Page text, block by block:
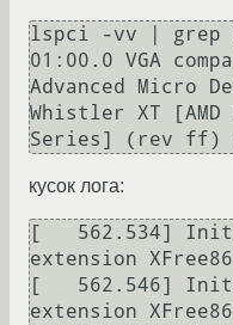
lspci -vv | grep
01:00.0 VGA
Advanced Micro
Whistler XT [AMD
кусок лога:
[   562.534]
extension
[   562.546]
extension